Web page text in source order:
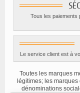
Tous les
Le service client est à
Toutes les marques
légitimes; les
dénominations